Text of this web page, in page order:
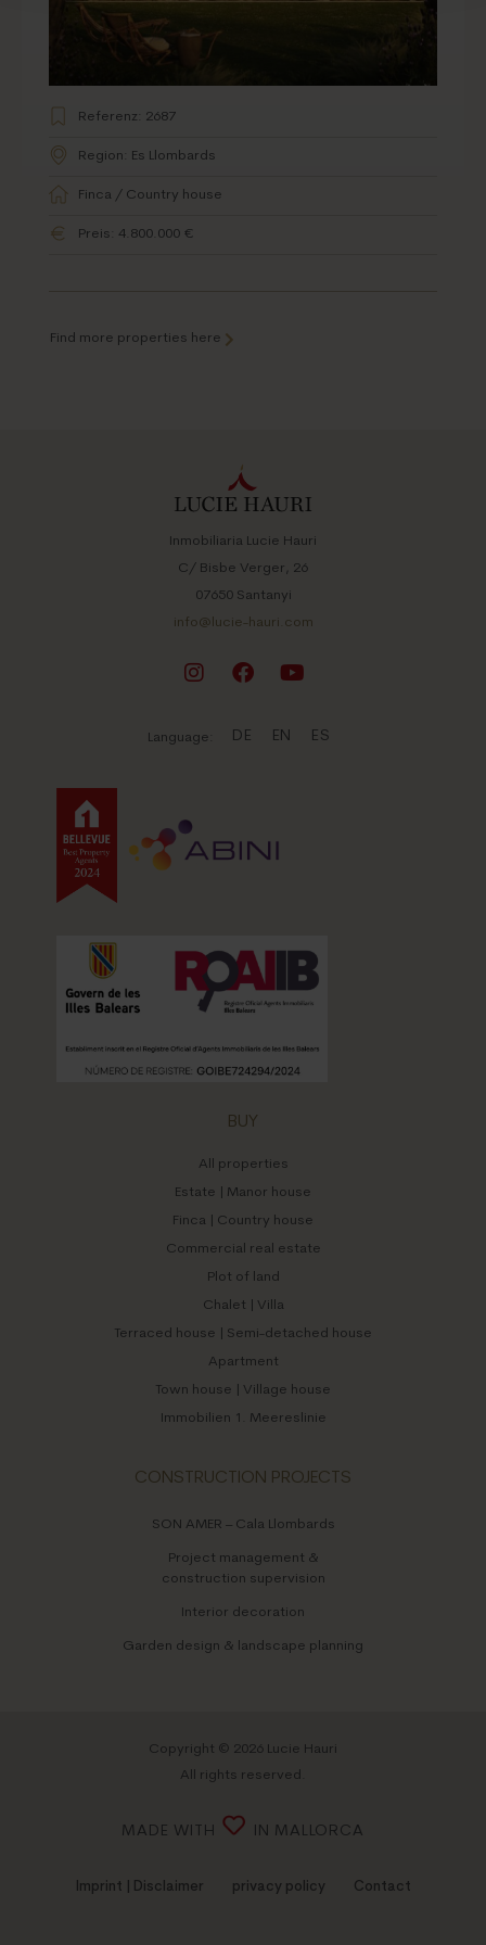
Referenz: 2687
Region: Es Llombards
Finca / Country house
Preis: 4.800.000 €
Find more properties here
Inmobiliaria Lucie Hauri
C/ Bisbe Verger, 26
07650 Santanyi
info@lucie-hauri.com
Language: DE EN ES
BUY
All properties
Estate | Manor house
Finca | Country house
Commercial real estate
Plot of land
Chalet | Villa
Terraced house | Semi-detached house
Apartment
Town house | Village house
Immobilien 1. Meereslinie
CONSTRUCTION PROJECTS
SON AMER – Cala Llombards
Project management &
construction supervision
Interior decoration
Garden design & landscape planning
Copyright © 2026 Lucie Hauri
All rights reserved.
MADE WITH IN MALLORCA
Imprint | Disclaimer privacy policy Contact